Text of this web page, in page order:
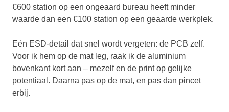
€600 station op een ongeaard bureau heeft minder
waarde dan een €100 station op een geaarde werkplek.
Eén ESD-detail dat snel wordt vergeten: de PCB zelf.
Voor ik hem op de mat leg, raak ik de aluminium
bovenkant kort aan – mezelf en de print op gelijke
potentiaal. Daarna pas op de mat, en pas dan pincet
erbij.